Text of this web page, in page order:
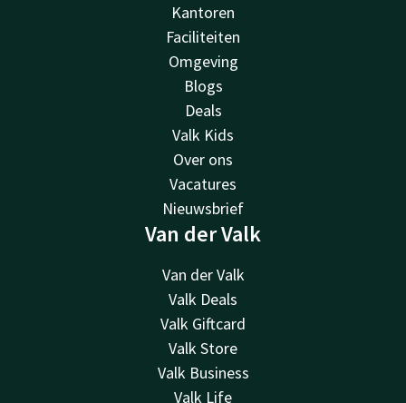
Kantoren
Faciliteiten
Omgeving
Blogs
Deals
Valk Kids
Over ons
Vacatures
Nieuwsbrief
Van der Valk
Van der Valk
Valk Deals
Valk Giftcard
Valk Store
Valk Business
Valk Life